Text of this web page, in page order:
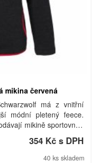
mikina červená
má z vnitřní
módní pletený feece.
mikině sportovní a
polyester, 290 g/m2.
354 Kč s DPH
40 ks skladem